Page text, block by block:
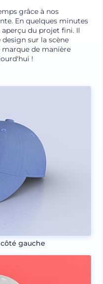
grâce à nos
En quelques minutes
du projet fini. Il
sur la scène
de manière
!
gauche